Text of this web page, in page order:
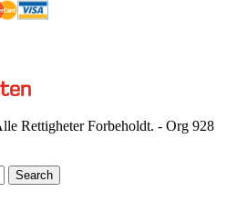
Rettigheter Forbeholdt. - Org 928
Search